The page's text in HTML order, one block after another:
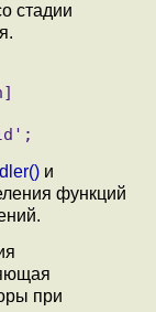
стадии
и
функций
при